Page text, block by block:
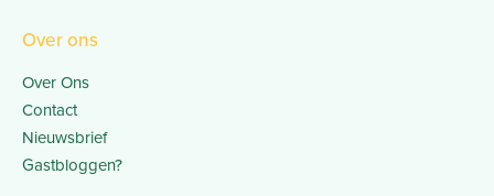
Over ons
Over Ons
Contact
Nieuwsbrief
Gastbloggen?